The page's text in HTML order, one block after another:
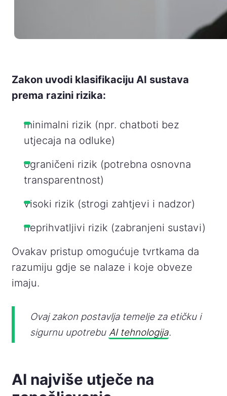
Zakon uvodi klasifikaciju AI sustava
prema razini rizika:
minimalni rizik (npr. chatboti bez
utjecaja na odluke)
ograničeni rizik (potrebna osnovna
transparentnost)
visoki rizik (strogi zahtjevi i nadzor)
neprihvatljivi rizik (zabranjeni sustavi)
Ovakav pristup omogućuje tvrtkama da
razumiju gdje se nalaze i koje obveze
imaju.
Ovaj zakon postavlja temelje za etičku i
sigurnu upotrebu AI tehnologija.
AI najviše utječe na